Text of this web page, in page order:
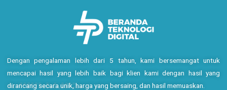
Dengan pengalaman lebih dari 5 tahun, kami bersemangat untuk
mencapai hasil yang lebih baik bagi klien kami dengan hasil yang
dirancang secara unik, harga yang bersaing, dan hasil memuaskan.